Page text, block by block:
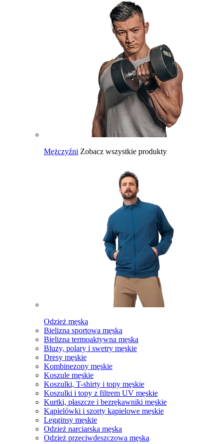
Mężczyźni Zobacz wszystkie produkty
Odzież męska
Bielizna sportowa męska
Bielizna termoaktywna męska
Bluzy, polary i swetry męskie
Dresy męskie
Kombinezony męskie
Koszule męskie
Koszulki, T-shirty i topy męskie
Koszulki i topy z filtrem UV męskie
Kurtki, płaszcze i bezrękawniki męskie
Kąpielówki i szorty kąpielowe męskie
Legginsy męskie
Odzież narciarska męska
Odzież przeciwdeszczowa męska